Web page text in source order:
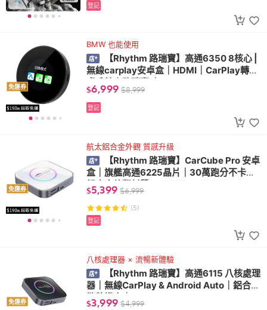
登記
免運券
BMW 也能使用
【Rhythm 路瑞寶】高通6350 8核心 |
無線carplay安卓盒｜HDMI｜CarPlay轉安
$6,999 $8,999
登記
免運券
航太鋁合金外觀 質感升級
【Rhythm 路瑞寶】CarCube Pro 安卓
盒｜旗艦高通6225晶片｜30萬跑分不卡｜
鋁合金外觀材質
$5,399 $6,999
(5)
登記
免運券
八核處理器 × 流暢新體驗
【Rhythm 路瑞寶】高通6115 八核處理
器｜無線CarPlay & Android Auto｜鋁合金
散熱機身｜
$3,999 $4,999